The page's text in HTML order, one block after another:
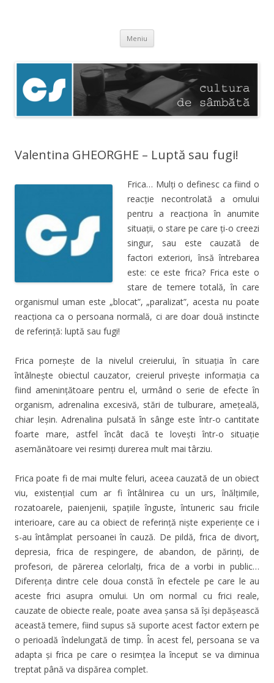
Meniu
Valentina GHEORGHE – Luptă sau fugi!
Frica… Mulți o definesc ca fiind o
reacție necontrolată a omului
pentru a reacționa în anumite
situații, o stare pe care ți-o creezi
singur, sau este cauzată de
factori exteriori, însă întrebarea
este: ce este frica? Frica este o
stare de temere totală, în care
organismul uman este „blocat”, „paralizat”, acesta nu poate
reacționa ca o persoana normală, ci are doar două instincte
de referință: luptă sau fugi!
Frica pornește de la nivelul creierului, în situația în care
întâlnește obiectul cauzator, creierul privește informația ca
fiind amenințătoare pentru el, urmând o serie de efecte în
organism, adrenalina excesivă, stări de tulburare, amețeală,
chiar leșin. Adrenalina pulsată în sânge este într-o cantitate
foarte mare, astfel încât dacă te lovești într-o situație
asemănătoare vei resimți durerea mult mai târziu.
Frica poate fi de mai multe feluri, aceea cauzată de un obiect
viu, existențial cum ar fi întâlnirea cu un urs, înălțimile,
rozatoarele, paienjenii, spațiile înguste, întuneric sau fricile
interioare, care au ca obiect de referință niște experiențe ce i
s-au întâmplat persoanei în cauză. De pildă, frica de divorț,
depresia, frica de respingere, de abandon, de părinți, de
profesori, de părerea celorlalți, frica de a vorbi in public…
Diferența dintre cele doua constă în efectele pe care le au
aceste frici asupra omului. Un om normal cu frici reale,
cauzate de obiecte reale, poate avea șansa să își depășească
această temere, fiind supus să suporte acest factor extern pe
o perioadă îndelungată de timp. În acest fel, persoana se va
adapta și frica pe care o resimțea la început se va diminua
treptat până va dispărea complet.